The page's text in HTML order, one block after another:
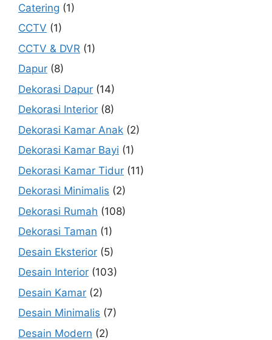
Catering (1)
CCTV (1)
CCTV & DVR (1)
Dapur (8)
Dekorasi Dapur (14)
Dekorasi Interior (8)
Dekorasi Kamar Anak (2)
Dekorasi Kamar Bayi (1)
Dekorasi Kamar Tidur (11)
Dekorasi Minimalis (2)
Dekorasi Rumah (108)
Dekorasi Taman (1)
Desain Eksterior (5)
Desain Interior (103)
Desain Kamar (2)
Desain Minimalis (7)
Desain Modern (2)